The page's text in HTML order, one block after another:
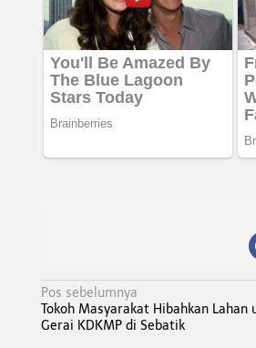
N
a
Pos sebelumnya
Tokoh Masyarakat Hibahkan Lahan
Gerai KDKMP di Sebatik